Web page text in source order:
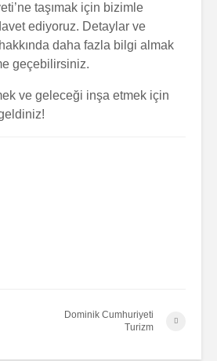
taşımak için bizimle
ediyoruz. Detaylar ve
daha fazla bilgi almak
geçebilirsiniz.
ve geleceği inşa etmek için
Dominik Cumhuriyeti
Turizm